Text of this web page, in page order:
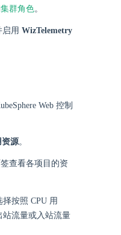
集群角色。
启用 WizTelemetry
Web 控制
资源。
查看各项目的资
按照 CPU 用
站流量或入站流量